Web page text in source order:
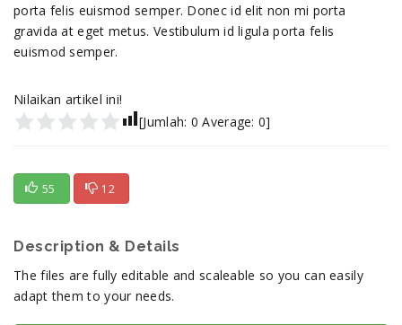
porta felis euismod semper. Donec id elit non mi porta
gravida at eget metus. Vestibulum id ligula porta felis
euismod semper.
Nilaikan artikel ini!
[Jumlah: 0 Average:0]
55 12
Description & Details
The files are fully editable and scaleable so you can easily
adapt them to your needs.